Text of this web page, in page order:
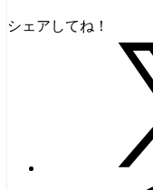
シェアしてね！